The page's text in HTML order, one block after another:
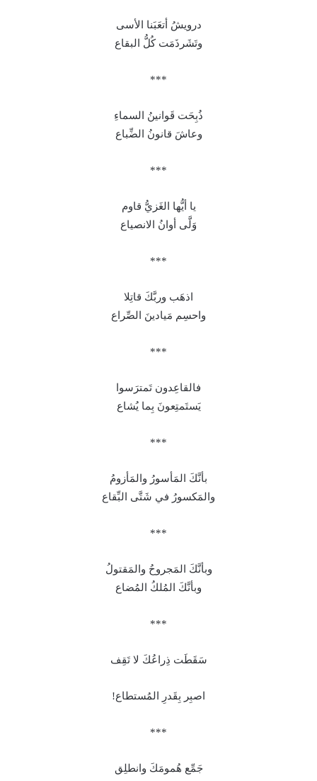
درويشُ أتعَبَنا الأسى
وتَشَرذَمَت كُلُّ البقاع
***
ذُبِحَت قَوانينُ السماءِ
وعاشَ قانونُ الضِّباع
***
يا أيُّها الغَزيُّ قاوم
وَلَّى أوانُ الانصياع
***
اذهَب وربَّكَ قاتِلا
واحسِم مَيادينَ الصِّراع
***
فالقاعِدون تَمترَسوا
يَستَمتِعونَ بِما يُشاع
***
بأنَّكَ المَأسورُ والمَأزومُ
والمَكسورُ في شَتَّى البِّقاع
***
وبأنَّكَ المَجروحُ والمَقتولُ
وبأنَّكَ المُلكُ المُضاع
***
سَقَطَت ذِراعُكَ لا تَقِف
اصبِر بِقَدرِ المُستطاع!
***
جَمِّع هُمومَكَ وانطلِق